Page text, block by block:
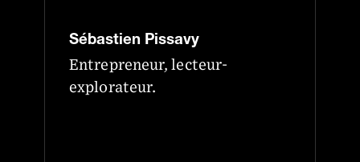
Sébastien Pissavy
Entrepreneur, lecteur-
explorateur.